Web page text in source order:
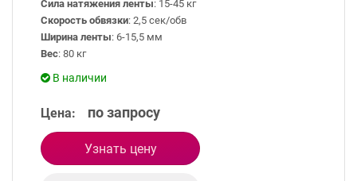
Сила натяжения ленты: 15-45 кг
Скорость обвязки: 2,5 сек/обв
Ширина ленты: 6-15,5 мм
Вес: 80 кг
В наличии
Цена: по запросу
Узнать цену